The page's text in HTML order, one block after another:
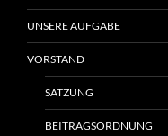
UNSERE AUFGABE
VORSTAND
SATZUNG
BEITRAGSORDNUNG